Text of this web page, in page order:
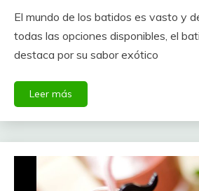
El mundo de los batidos es vasto y
todas las opciones disponibles, el
destaca por su sabor exótico
Leer más